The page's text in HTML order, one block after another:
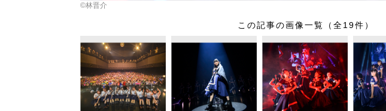
©林晋介
この記事の画像一覧（全19件）